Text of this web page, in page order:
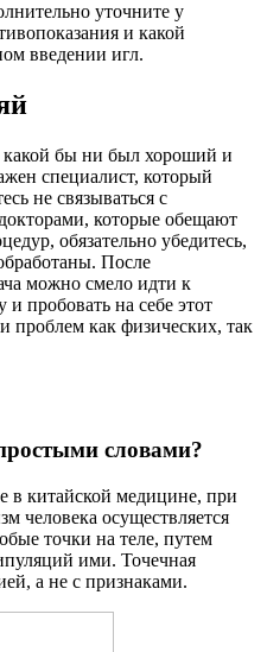
уточните у
и какой
введении игл.
какой бы ни был хороший и
специалист, который
не связываться с
которые обещают
обязательно убедитесь,
После
можно смело идти к
пробовать на себе этот
проблем как физических, так
словами?
в китайской медицине, при
человека осуществляется
точки на теле, путем
ими. Точечная
а не с признаками.